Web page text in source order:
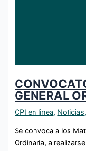
GENERAL
CPI en linea, Noticias,
Se convoca a los
Ordinaria, a